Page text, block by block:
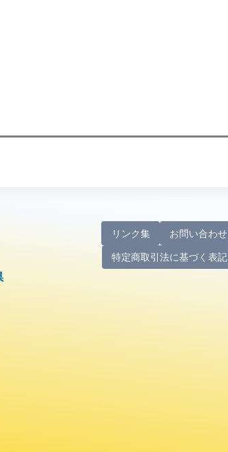
リンク集 お問い合わせ
特定商取引法に基づく表記